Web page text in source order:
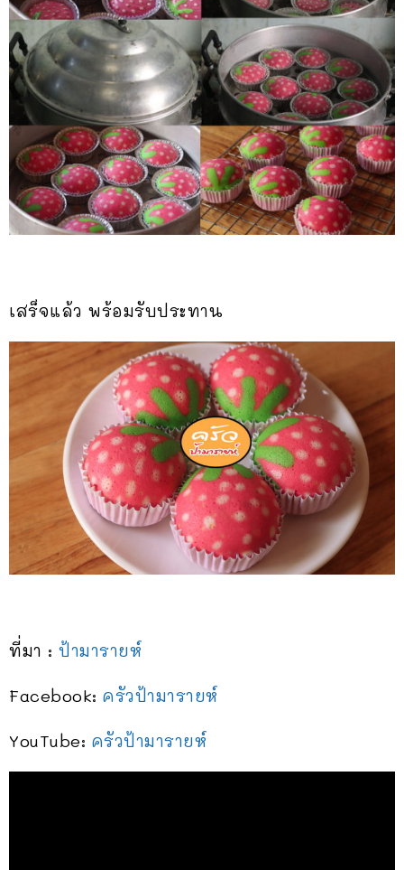
เสร็จแล้ว พร้อมรับประทาน
ที่มา : ป้ามารายห์
Facebook: ครัวป้ามารายห์
YouTube: ครัวป้ามารายห์